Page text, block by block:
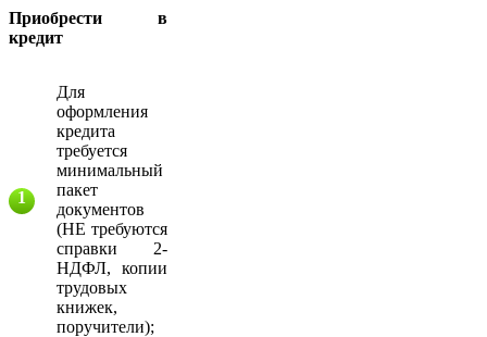
Приобрести в
кредит
Для
оформления
кредита
требуется
минимальный
пакет
документов
(НЕ требуются
справки 2-
НДФЛ, копии
трудовых
книжек,
поручители);